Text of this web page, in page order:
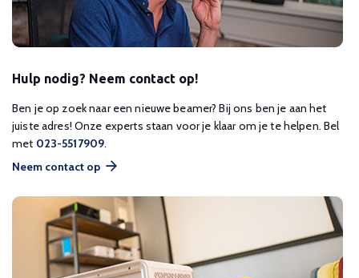
Hulp nodig? Neem contact op!
Ben je op zoek naar een nieuwe beamer? Bij ons ben je aan het
juiste adres! Onze experts staan voor je klaar om je te helpen. Bel
met 023-5517909.
Neem contact op